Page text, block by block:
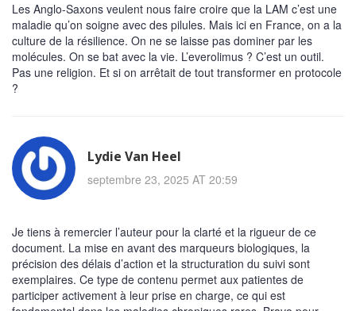
Les Anglo-Saxons veulent nous faire croire que la LAM c’est une
maladie qu’on soigne avec des pilules. Mais ici en France, on a la
culture de la résilience. On ne se laisse pas dominer par les
molécules. On se bat avec la vie. L’everolimus ? C’est un outil.
Pas une religion. Et si on arrêtait de tout transformer en protocole
?
Lydie Van Heel
septembre 23, 2025 AT 20:59
Je tiens à remercier l’auteur pour la clarté et la rigueur de ce
document. La mise en avant des marqueurs biologiques, la
précision des délais d’action et la structuration du suivi sont
exemplaires. Ce type de contenu permet aux patientes de
participer activement à leur prise en charge, ce qui est